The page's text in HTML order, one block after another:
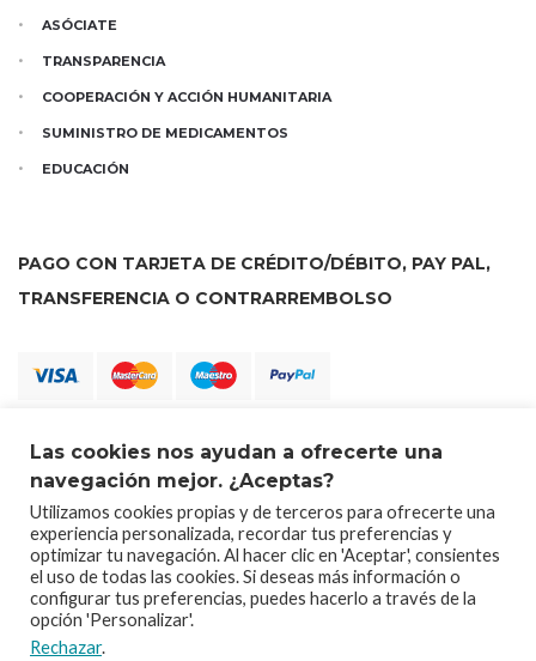
ASÓCIATE
TRANSPARENCIA
COOPERACIÓN Y ACCIÓN HUMANITARIA
SUMINISTRO DE MEDICAMENTOS
EDUCACIÓN
PAGO CON TARJETA DE CRÉDITO/DÉBITO, PAY PAL,
TRANSFERENCIA O CONTRARREMBOLSO
Tienda Solidaria Farmamundi. Todos los derechos reservados
Las cookies nos ayudan a ofrecerte una
navegación mejor. ¿Aceptas?
Utilizamos cookies propias y de terceros para ofrecerte una
experiencia personalizada, recordar tus preferencias y
optimizar tu navegación. Al hacer clic en 'Aceptar', consientes
el uso de todas las cookies. Si deseas más información o
configurar tus preferencias, puedes hacerlo a través de la
opción 'Personalizar'.
Rechazar.